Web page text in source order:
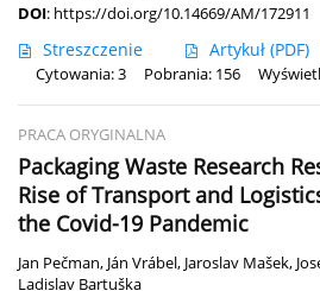
DOI: https://doi.org/10.14669/AM/172911
Streszczenie Artykuł (PDF)
Cytowania: 3
Pobrania: 156
PRACA ORYGINALNA
Packaging Waste Research
Rise of Transport and
the Covid-19 Pandemic
Jan Pečman, Ján Vrábel, Jaroslav Mašek,
Ladislav Bartuška